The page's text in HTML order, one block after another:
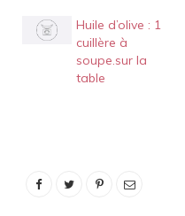
Huile d’olive : 1
cuillère à
soupe.sur la
table